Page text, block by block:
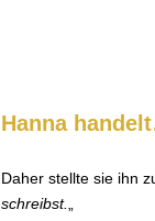
Hanna
Daher stellte sie ihn
schreibst.„